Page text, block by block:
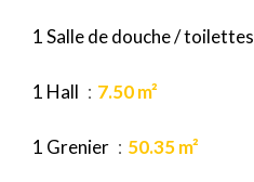
1 Salle de douche / toilettes
1 Hall 7.50 m²
1 Grenier 50.35 m²